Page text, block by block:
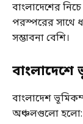
বাংলাদেশের নিচে
পরস্পরের সাথে
সম্ভাবনা বেশি।
বাংলাদেশ
অঞ্চলগুলো হলো: